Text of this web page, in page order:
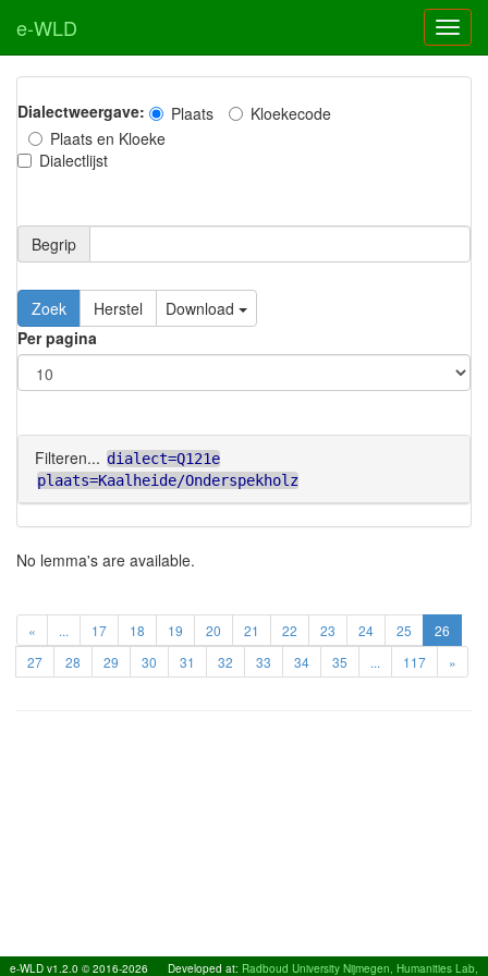
e-WLD
Dialectweergave: Plaats
Kloekecode
Plaats en Kloeke
Dialectlijst
Begrip
Zoek Herstel
Download
Per pagina
Filteren... dialect=Q121e
plaats=Kaalheide/Onderspekholz
No lemma's are available.
« ... 17 18 19 20 21 22 23 24 25
26
27
28 29 30 31 32 33 34 35 ... 117 »
e-WLD v1.2.0 © 2016-2026 Developed at: Radboud University Nijmegen, Humanities Lab,